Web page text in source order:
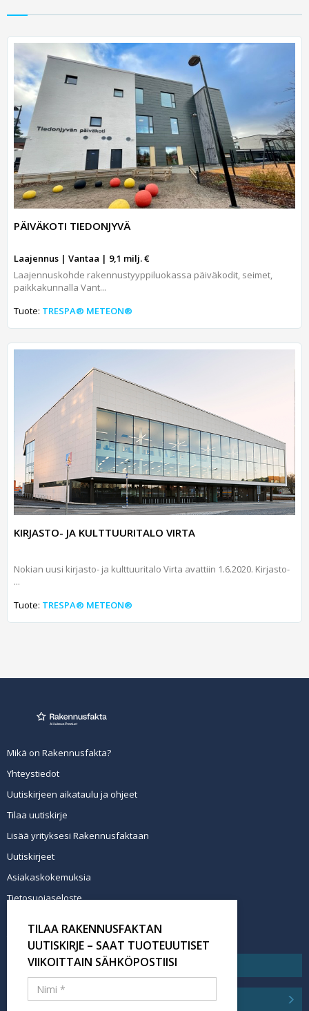
PÄIVÄKOTI TIEDONJYVÄ
Laajennus | Vantaa | 9,1 milj. €
Laajennuskohde rakennustyyppiluokassa päiväkodit, seimet,
paikkakunnalla Vant...
Tuote: TRESPA® METEON®
KIRJASTO- JA KULTTUURITALO VIRTA
Nokian uusi kirjasto- ja kulttuuritalo Virta avattiin 1.6.2020. Kirjasto-
...
Tuote: TRESPA® METEON®
Mikä on Rakennusfakta?
Yhteystiedot
Uutiskirjeen aikataulu ja ohjeet
Tilaa uutiskirje
Lisää yrityksesi Rakennusfaktaan
Uutiskirjeet
Asiakaskokemuksia
Tietosuojaseloste
Tilaa uutiskirje
TILAA RAKENNUSFAKTAN
UUTISKIRJE – SAAT TUOTEUUTISET
VIIKOITTAIN SÄHKÖPOSTIISI